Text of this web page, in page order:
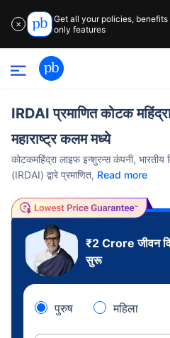
✕
Get all your policies,
only features
IRDAI प्रमाणित कोटक
महाराष्ट्र कलम मध्ये
कोटकमहिंद्रा लाइफ इन्शुरन्स कंपनी, भारतीय
(IRDAI) द्वारे प्रमाणित, Read more
₹2 Croreजीवन
सुरू
पुरुष महिला